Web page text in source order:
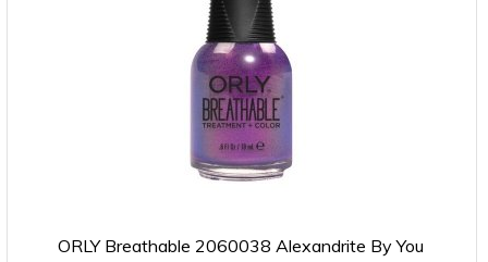
ORLY Breathable 2060038 Alexandrite By You